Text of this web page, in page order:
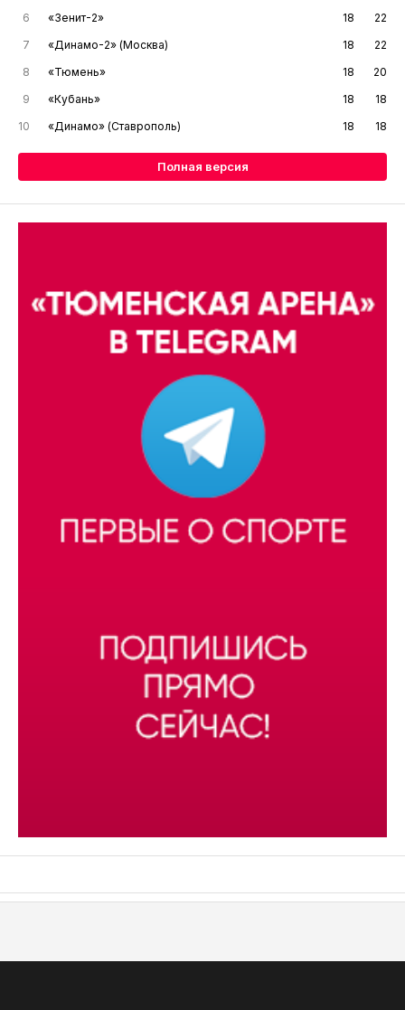
6
«Зенит-2» 18
22
7
«Динамо-2» (Москва) 18
22
8
«Тюмень» 18
20
9
«Кубань» 18
18
10
«Динамо» (Ставрополь) 18 18
Полная версия